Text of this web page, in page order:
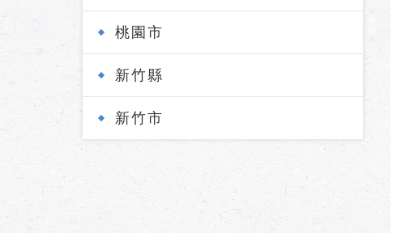
桃園市
新竹縣
新竹市